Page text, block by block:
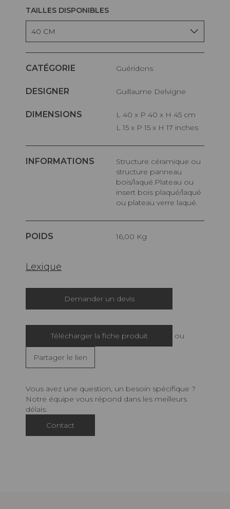
TAILLES DISPONIBLES
40 CM
CATÉGORIE Guéridons
DESIGNER Guillaume Delvigne
DIMENSIONS
L 40 x P 40 x H 45 cm
L 15 x P 15 x H 17 inches
INFORMATIONS
Structure céramique ou
structure panneau
bois/laqué.Plateau ou
insert bois plaqué/laqué
ou plateau verre laqué.
POIDS 16,00 Kg
Lexique
Demander un devis
Télécharger la fiche produit ou
Partager le lien
Vous avez une question, un besoin spécifique ?
Notre équipe vous répond dans les meilleurs
délais.
Contact